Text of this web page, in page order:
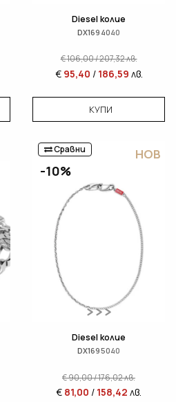
Diesel колие
DX1694040
€106,00/207,32лв.
€ 95,40 / 186,59 лв.
КУПИ
Сравни
-10%
НОВ
Diesel колие
DX1695040
€90,00/176,02лв.
€ 81,00 / 158,42 лв.